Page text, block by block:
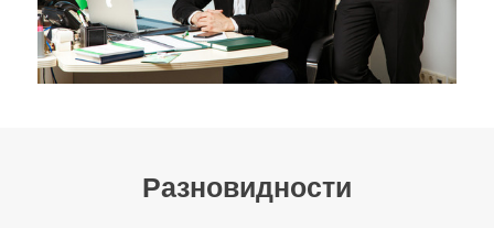
Разновидности